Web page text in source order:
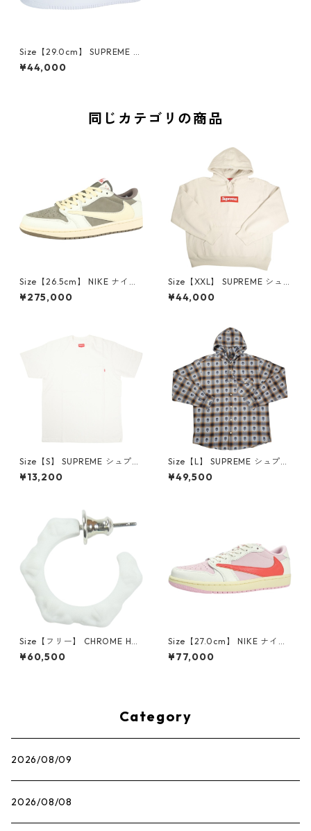
Size【29.0cm】 SUPREME シ
ュプリーム ×NIKE 25FW AIR
FORCE 1 LOW CU9225-102
¥44,000
同じカテゴリの商品
Size【26.5cm】 NIKE ナイキ
×Travis Scott AIR JORDAN 1
LOW Reverse Mocha DM786
¥275,000
Size【XXL】 SUPREME シュ
プリーム 24AW Box Logo Ho
oded Sweatshirt Stone ボッ
¥44,000
Size【S】 SUPREME シュプリ
ーム S/S Pocket Tee White T
シャツ 白 【新古品・未使用
¥13,200
Size【L】 SUPREME シュプリ
ーム ×Number (N)ine 25FW
Hooded Flannel Shirt Blue
¥49,500
Size【フリー】 CHROME HEA
RTS クロム・ハーツ CH Cross
SINGLE Hoop Earring WHITE
¥60,500
Size【27.0cm】 NIKE ナイキ
×Travis Scott AIR JORDAN 1
LOW OG SP Muslin/Shy Pink
¥77,000
Category
2026/08/09
2026/08/08